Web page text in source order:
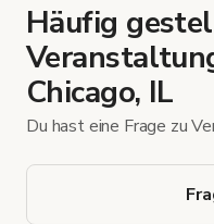
Häufig
Chicago, IL
Du hast eine Frage zu